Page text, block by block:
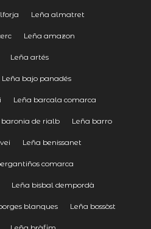
Leña almatret
Leña amazon
Leña artés
Leña bajo panadés
Leña barcala comarca
baronia de rialb Leña barro
Leña benissanet
comarca
Leña bisbal dempordà
blanques Leña bossòst